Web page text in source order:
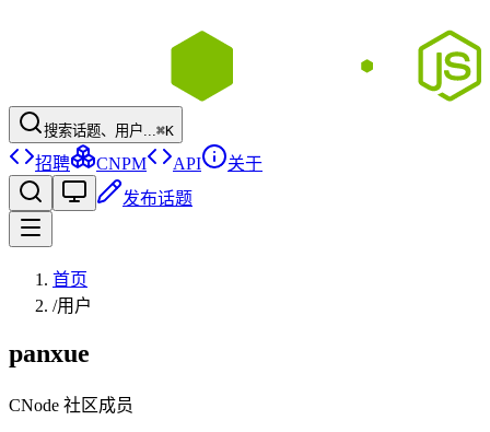
搜索话题、用户...⌘K
招聘 CNPM API
关于
发布话题
首页
/用户
panxue
CNode 社区成员